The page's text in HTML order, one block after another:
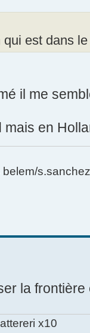
est dans
il me
en
la
x10